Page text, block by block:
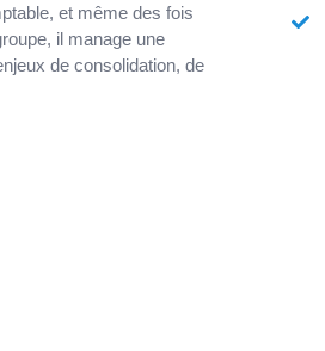
et même des fois
il manage une
de consolidation, de